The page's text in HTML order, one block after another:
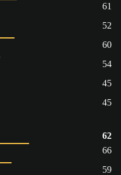
61
52
60
54
45
45
62
66
59